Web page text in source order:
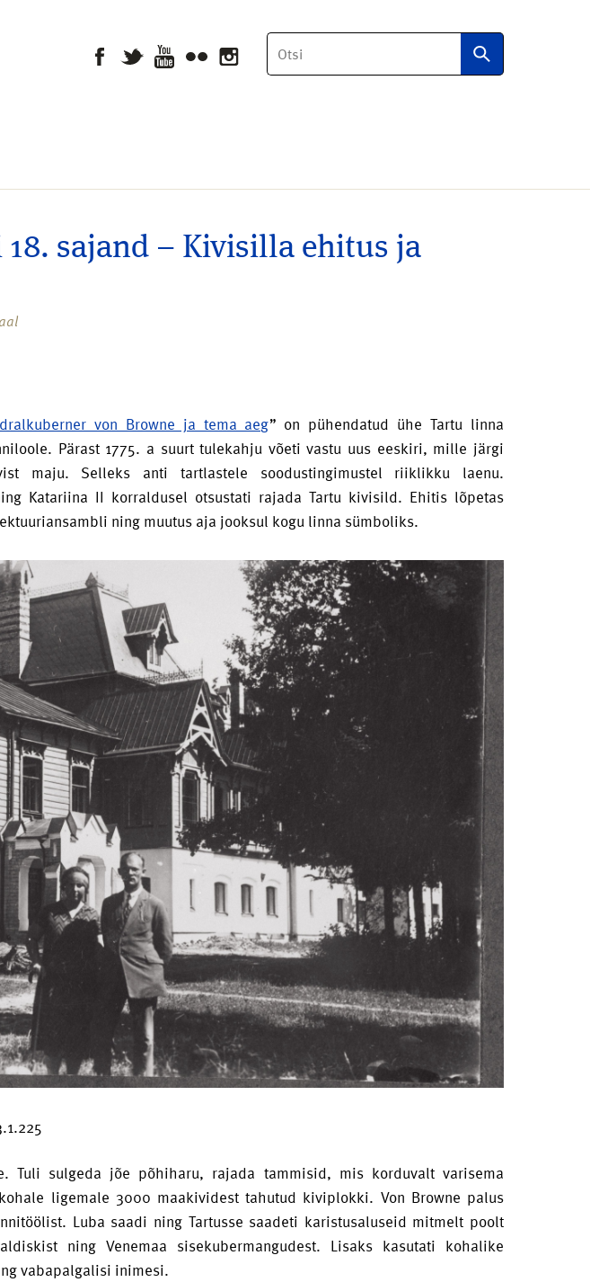
Otsi
18. sajand – Kivisilla ehitus ja
von Browne ja tema aeg” on pühendatud ühe Tartu linna
Pärast 1775. a suurt tulekahju võeti vastu uus eeskiri, mille järgi
maju. Selleks anti tartlastele soodustingimustel riiklikku laenu.
Katariina II korraldusel otsustati rajada Tartu kivisild. Ehitis lõpetas
ning muutus aja jooksul kogu linna sümboliks.
Tuli sulgeda jõe põhiharu, rajada tammisid, mis korduvalt varisema
ligemale 3000 maakividest tahutud kiviplokki. Von Browne palus
Luba saadi ning Tartusse saadeti karistusaluseid mitmelt poolt
ning Venemaa sisekubermangudest. Lisaks kasutati kohalike
vabapalgalisi inimesi.